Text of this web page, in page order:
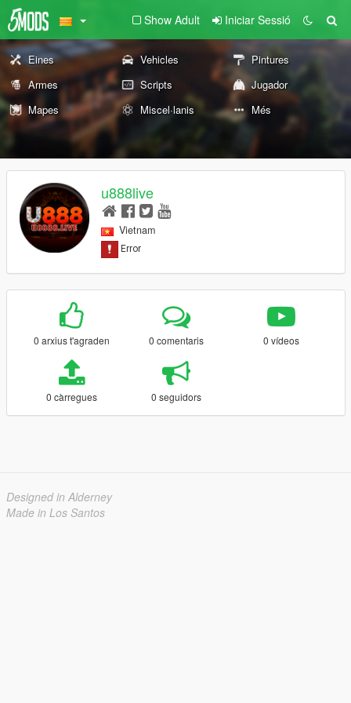
Show Adult Iniciar Sessió
Eines Vehicles
Pintures
Armes
Scripts
Jugador
Mapes
Miscel·lanis Més
u888live
Vietnam
0 arxius t'agraden 0 comentaris 0 vídeos
0 càrregues 0 seguidors
Designed in Alderney
Made in Los Santos